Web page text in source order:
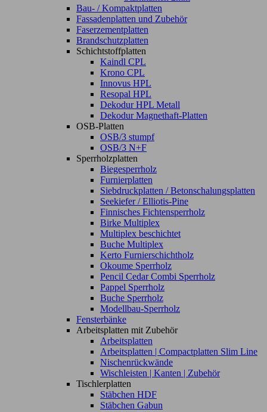
Bau- / Kompaktplatten
Fassadenplatten und Zubehör
Faserzementplatten
Brandschutzplatten
Schichtstoffplatten
Kaindl CPL
Krono CPL
Innovus HPL
Resopal HPL
Dekodur HPL Metall
Dekodur Magnethaft-Platten
OSB-Platten
OSB/3 stumpf
OSB/3 N+F
Sperrholzplatten
Biegesperrholz
Furnierplatten
Siebdruckplatten / Betonschalungsplatten
Seekiefer / Elliotis-Pine
Finnisches Fichtensperrholz
Birke Multiplex
Multiplex beschichtet
Buche Multiplex
Kerto Furnierschichtholz
Okoume Sperrholz
Pencil Cedar Combi Sperrholz
Pappel Sperrholz
Buche Sperrholz
Modellbau-Sperrholz
Fensterbänke
Arbeitsplatten mit Zubehör
Arbeitsplatten
Arbeitsplatten | Compactplatten Slim Line
Nischenrückwände
Wischleisten | Kanten | Zubehör
Tischlerplatten
Stäbchen HDF
Stäbchen Gabun